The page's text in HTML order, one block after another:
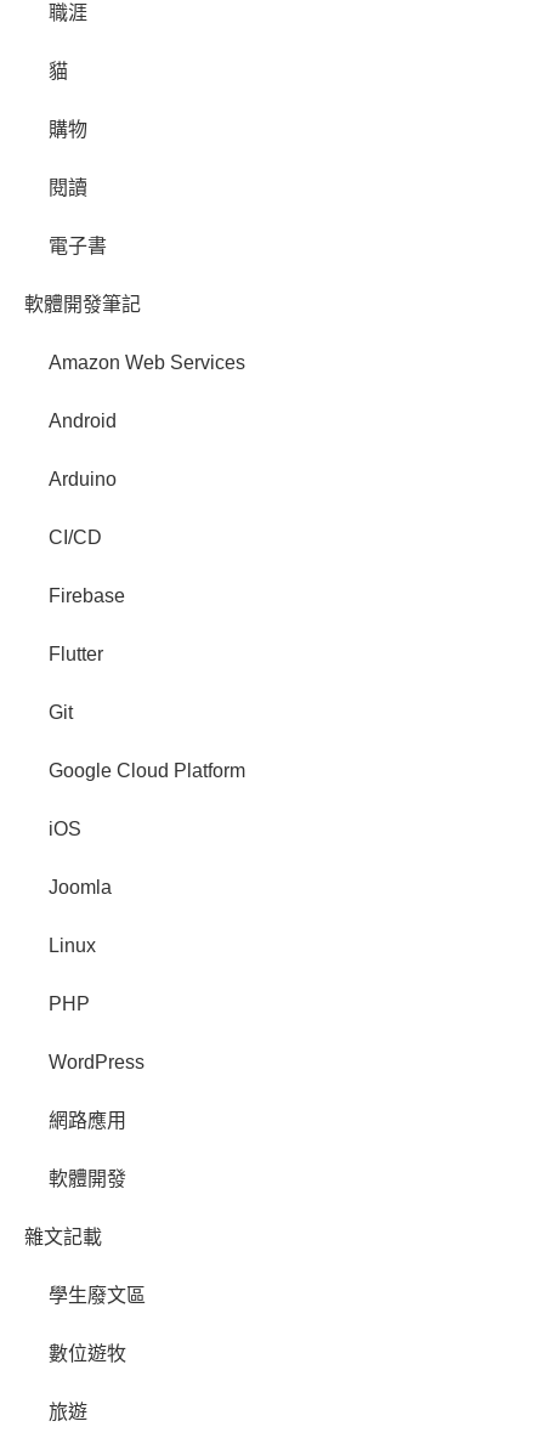
職涯
貓
購物
閱讀
電子書
軟體開發筆記
Amazon Web Services
Android
Arduino
CI/CD
Firebase
Flutter
Git
Google Cloud Platform
iOS
Joomla
Linux
PHP
WordPress
網路應用
軟體開發
雜文記載
學生廢文區
數位遊牧
旅遊